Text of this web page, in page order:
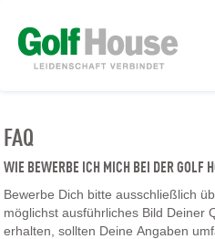
FAQ
WIE BEWERBE ICH MICH BEI DER GOLF
Bewerbe Dich bitte ausschließlich
möglichst ausführliches Bild Deiner
erhalten, sollten Deine Angaben